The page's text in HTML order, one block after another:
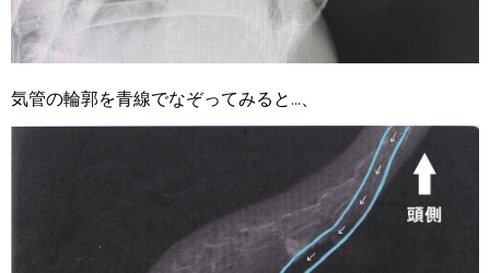
気管の輪郭を青線でなぞってみると ...